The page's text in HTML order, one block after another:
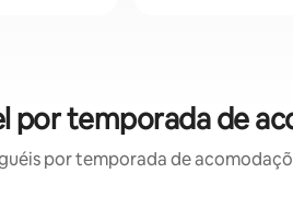
por temporada de
por temporada de